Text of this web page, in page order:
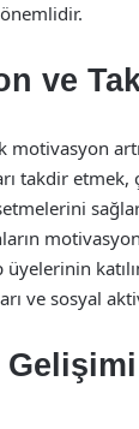
ve
motivasyon
takdir etmek,
üyelerinin
ve sosyal
Gelişimi